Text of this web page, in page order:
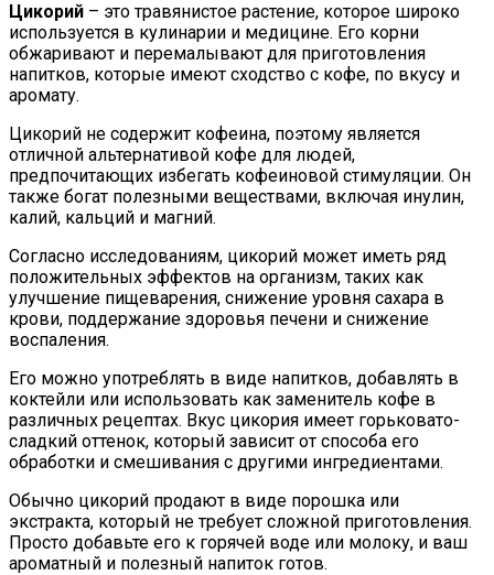
Цикорий – это травянистое растение, которое широко
используется в кулинарии и медицине. Его корни
обжаривают и перемалывают для приготовления
напитков, которые имеют сходство с кофе, по вкусу и
аромату.
Цикорий не содержит кофеина, поэтому является
отличной альтернативой кофе для людей,
предпочитающих избегать кофеиновой стимуляции. Он
также богат полезными веществами, включая инулин,
калий, кальций и магний.
Согласно исследованиям, цикорий может иметь ряд
положительных эффектов на организм, таких как
улучшение пищеварения, снижение уровня сахара в
крови, поддержание здоровья печени и снижение
воспаления.
Его можно употреблять в виде напитков, добавлять в
коктейли или использовать как заменитель кофе в
различных рецептах. Вкус цикория имеет горьковато-
сладкий оттенок, который зависит от способа его
обработки и смешивания с другими ингредиентами.
Обычно цикорий продают в виде порошка или
экстракта, который не требует сложной приготовления.
Просто добавьте его к горячей воде или молоку, и ваш
ароматный и полезный напиток готов.